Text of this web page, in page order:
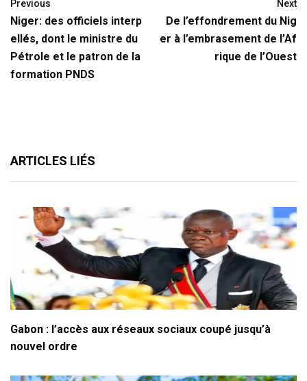
Previous
Niger: des officiels interp
ellés, dont le ministre du
Pétrole et le patron de la
formation PNDS
Next
De l’effondrement du Nig
er à l’embrasement de l’Af
rique de l’Ouest
ARTICLES LIÉS
Gabon : l’accès aux réseaux sociaux coupé jusqu’à
nouvel ordre